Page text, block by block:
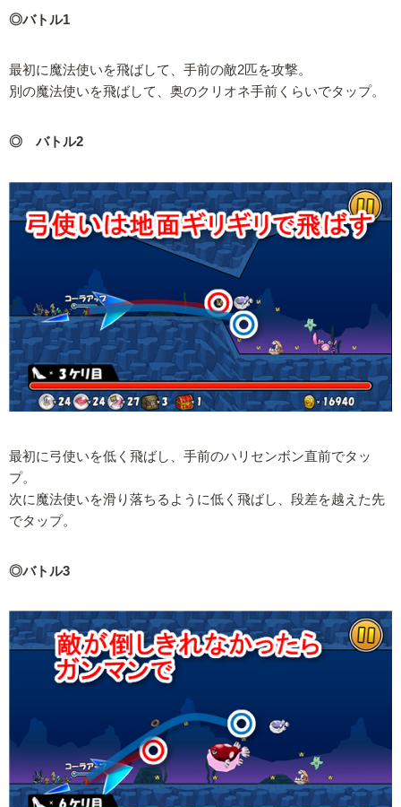
◎バトル1
最初に魔法使いを飛ばして、手前の敵2匹を攻撃。
別の魔法使いを飛ばして、奥のクリオネ手前くらいでタップ。
◎ バトル2
最初に弓使いを低く飛ばし、手前のハリセンボン直前でタッ
プ。
次に魔法使いを滑り落ちるように低く飛ばし、段差を越えた先
でタップ。
◎バトル3